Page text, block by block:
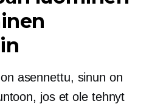
asennettu, sinun on
jos et ole tehnyt